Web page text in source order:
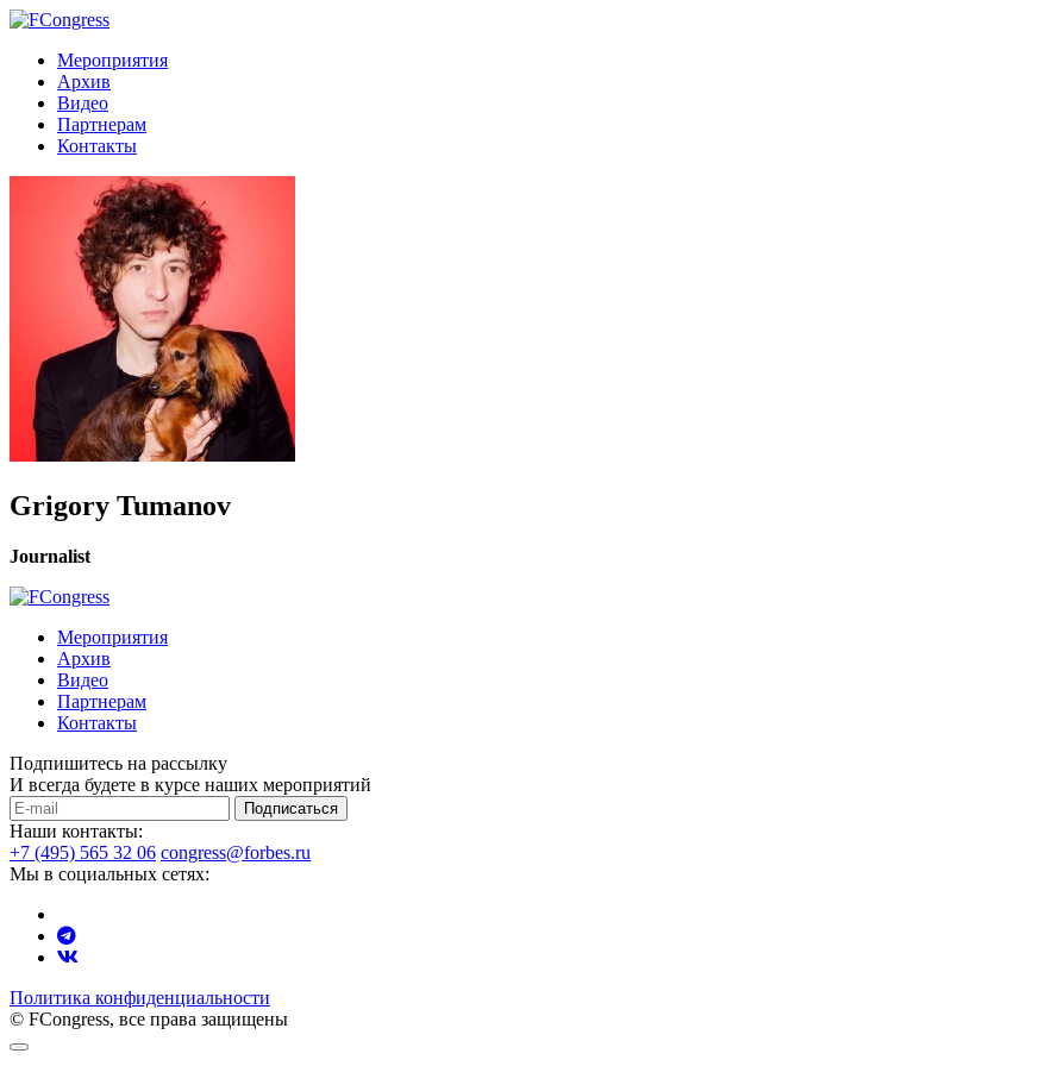
Мероприятия
Архив
Видео
Партнерам
Контакты
Grigory Tumanov
Journalist
Мероприятия
Архив
Видео
Партнерам
Контакты
Подпишитесь на рассылку
И всегда будете в курсе наших мероприятий
Подписаться
Наши контакты:
+7 (495) 565 32 06 congress@forbes.ru
Мы в социальных сетях:
Политика конфиденциальности
© FCongress, все права защищены